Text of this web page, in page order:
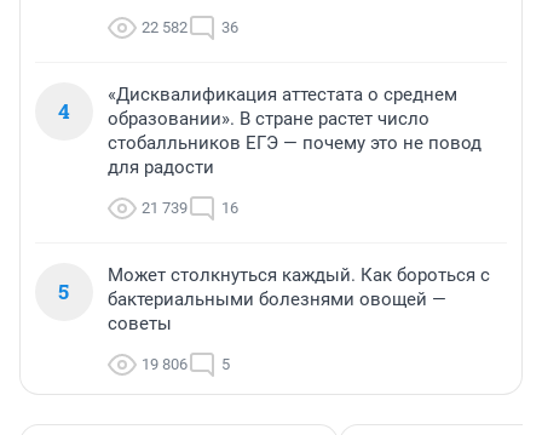
22 582 36
4
«Дисквалификация аттестата о среднем
образовании». В стране растет число
стобалльников ЕГЭ — почему это не повод
для радости
21 739 16
5
Может столкнуться каждый. Как бороться с
бактериальными болезнями овощей —
советы
19 806 5